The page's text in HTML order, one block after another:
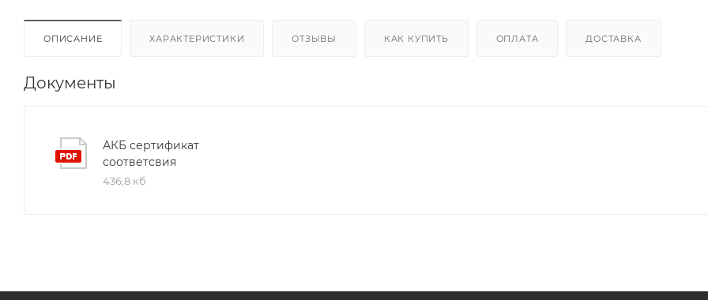
ОПИСАНИЕ ХАРАКТЕРИСТИКИ ОТЗЫВЫ КАК КУПИТЬ ОПЛАТА ДОСТАВКА
Документы
АКБ сертификат
соответсвия
436,8 кб